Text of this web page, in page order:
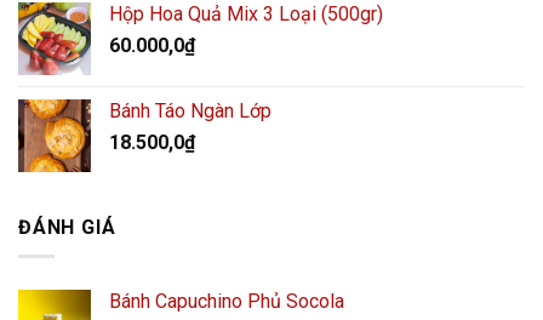
Hộp Hoa Quả Mix 3 Loại (500gr)
60.000,0₫
Bánh Táo Ngàn Lớp
18.500,0₫
ĐÁNH GIÁ
Bánh Capuchino Phủ Socola